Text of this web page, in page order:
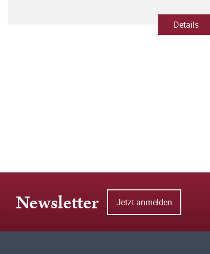
Details
Newsletter Jetzt anmelden